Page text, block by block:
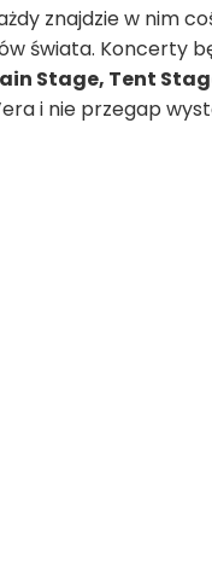
znajdzie w nim
świata. Koncerty
Stage, Tent
i nie przegap